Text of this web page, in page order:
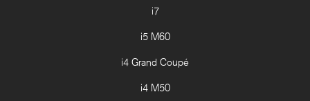
i7
i5 M60
i4 Grand Coupé
i4 M50